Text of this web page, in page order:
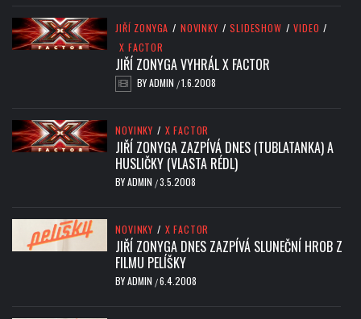
JIŘÍ ZONYGA / NOVINKY / SLIDESHOW / VIDEO /
X FACTOR
JIŘÍ ZONYGA VYHRÁL X FACTOR
BYADMIN /1.6.2008
NOVINKY / X FACTOR
JIŘÍ ZONYGA ZAZPÍVÁ DNES (TUBLATANKA) A
HUSLIČKY (VLASTA RÉDL)
BYADMIN /3.5.2008
NOVINKY / X FACTOR
JIŘÍ ZONYGA DNES ZAZPÍVÁ SLUNEČNÍ HROB Z
FILMU PELÍŠKY
BYADMIN /6.4.2008